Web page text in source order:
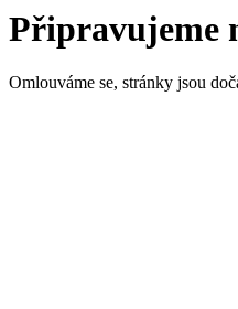
Připravujeme
Omlouváme se, stránky jsou